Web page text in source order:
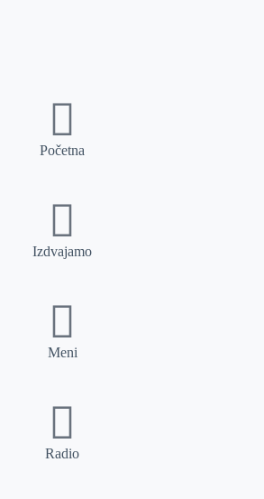
Početna
Izdvajamo
Meni
Radio